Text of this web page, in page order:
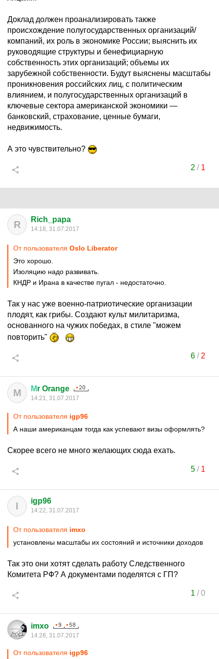
Доклад должен проанализировать также
происхождение полугосударственных организаций/
компаний, их роль в экономике России; выяснить их
руководящие структуры и бенефициарную
собственность этих организаций; объемы их
зарубежной собственности. Будут выяснены масштабы
проникновения российских лиц, с политическим
влиянием, и полугосударственных организаций в
ключевые сектора американской экономики —
банковский, страхование, ценные бумаги,
недвижимость.
А это чувствительно?
2 / 1
R Rich_papa
14:18, 31.07.2017
От пользователя Oslo Liberator
Это хорошо.
Изоляцию надо развивать.
КНДР и Ирана в качестве пугал - недостаточно.
Так у нас уже военно-патриотические организации
плодят, как грибы. Создают культ милитаризма,
основанного на чужих победах, в стиле "можем
повторить"
6/ 2
М Мr Orange
14:21, 31.07.2017
От пользователя igp96
А наши американцам тогда как успевают визы оформлять?
Cкорее всего не много желающих сюда ехать.
5/ 1
I igp96
14:22, 31.07.2017
От пользователя imxo
установлены масштабы их состояний и источники доходов
Так это они хотят сделать работу Следственного
Комитета РФ? А документами поделятся с ГП?
1 /0
imxo
14:28, 31.07.2017
От пользователя igp96